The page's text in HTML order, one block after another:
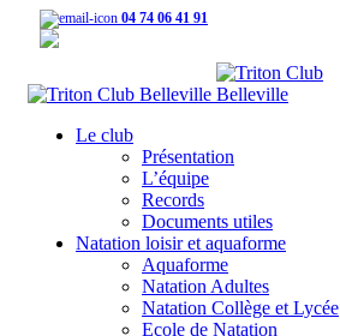
04 74 06 41 91
Le club
Présentation
L’équipe
Records
Documents utiles
Natation loisir et aquaforme
Aquaforme
Natation Adultes
Natation Collège et Lycée
Ecole de Natation